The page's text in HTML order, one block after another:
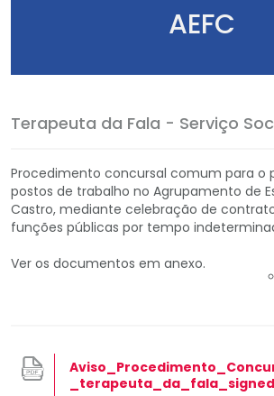
AEFC
Terapeuta da Fala - Serviço
Procedimento concursal comum para o
postos de trabalho no Agrupamento de
Castro, mediante celebração de
funções públicas por tempo
Ver os documentos em anexo.
_terapeuta_da_fala_signed